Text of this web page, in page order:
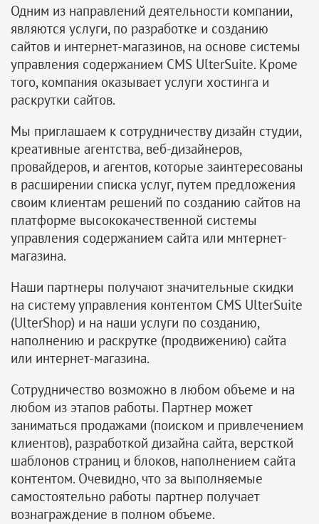
Одним из направлений деятельности компании,
являются услуги, по разработке и созданию
сайтов и интернет-магазинов, на основе системы
управления содержанием CMS UlterSuite. Кроме
того, компания оказывает услуги хостинга и
раскрутки сайтов.
Мы приглашаем к сотрудничеству дизайн студии,
креативные агентства, веб-дизайнеров,
провайдеров, и агентов, которые заинтересованы
в расширении списка услуг, путем предложения
своим клиентам решений по созданию сайтов на
платформе высококачественной системы
управления содержанием сайта или мнтернет-
магазина.
Наши партнеры получают значительные скидки
на систему управления контентом CMS UlterSuite
(UlterShop) и на наши услуги по созданию,
наполнению и раскрутке (продвижению) сайта
или интернет-магазина.
Сотрудничество возможно в любом объеме и на
любом из этапов работы. Партнер может
заниматься продажами (поиском и привлечением
клиентов), разработкой дизайна сайта, версткой
шаблонов страниц и блоков, наполнением сайта
контентом. Очевидно, что за выполняемые
самостоятельно работы партнер получает
вознаграждение в полном объеме.